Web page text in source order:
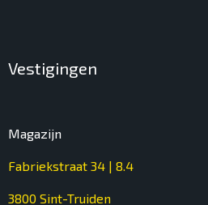
Vestigingen
Magazijn
Fabriekstraat 34 | 8.4
3800 Sint-Truiden